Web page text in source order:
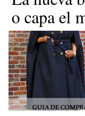
o capa el